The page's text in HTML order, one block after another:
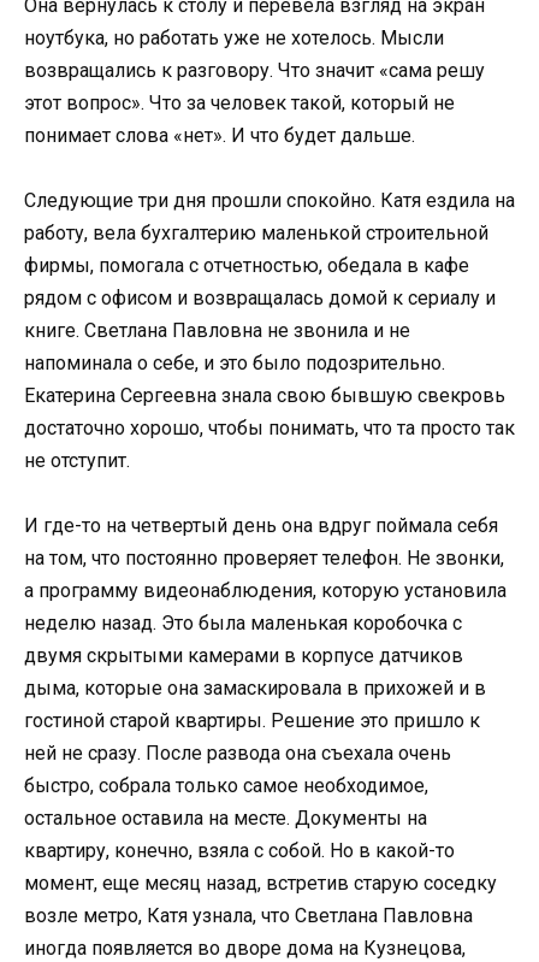
Она вернулась к столу и перевела взгляд на экран
ноутбука, но работать уже не хотелось. Мысли
возвращались к разговору. Что значит «сама решу
этот вопрос». Что за человек такой, который не
понимает слова «нет». И что будет дальше.
Следующие три дня прошли спокойно. Катя ездила на
работу, вела бухгалтерию маленькой строительной
фирмы, помогала с отчетностью, обедала в кафе
рядом с офисом и возвращалась домой к сериалу и
книге. Светлана Павловна не звонила и не
напоминала о себе, и это было подозрительно.
Екатерина Сергеевна знала свою бывшую свекровь
достаточно хорошо, чтобы понимать, что та просто так
не отступит.
И где-то на четвертый день она вдруг поймала себя
на том, что постоянно проверяет телефон. Не звонки,
а программу видеонаблюдения, которую установила
неделю назад. Это была маленькая коробочка с
двумя скрытыми камерами в корпусе датчиков
дыма, которые она замаскировала в прихожей и в
гостиной старой квартиры. Решение это пришло к
ней не сразу. После развода она съехала очень
быстро, собрала только самое необходимое,
остальное оставила на месте. Документы на
квартиру, конечно, взяла с собой. Но в какой-то
момент, еще месяц назад, встретив старую соседку
возле метро, Катя узнала, что Светлана Павловна
иногда появляется во дворе дома на Кузнецова,